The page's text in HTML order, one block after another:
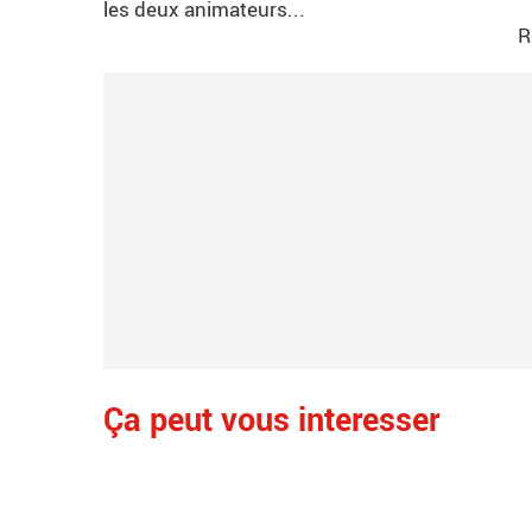
les deux animateurs...
Ça peut vous interesser